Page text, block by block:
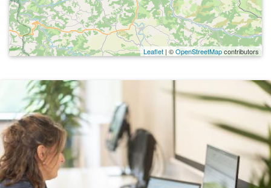
Leaflet | ©OpenStreetMapcontributors